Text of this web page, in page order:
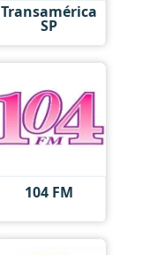
Transamérica
SP
104 FM